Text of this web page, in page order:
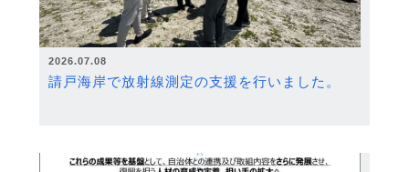
2026.07.08
請戸海岸で放射線測定の支援を行いました。